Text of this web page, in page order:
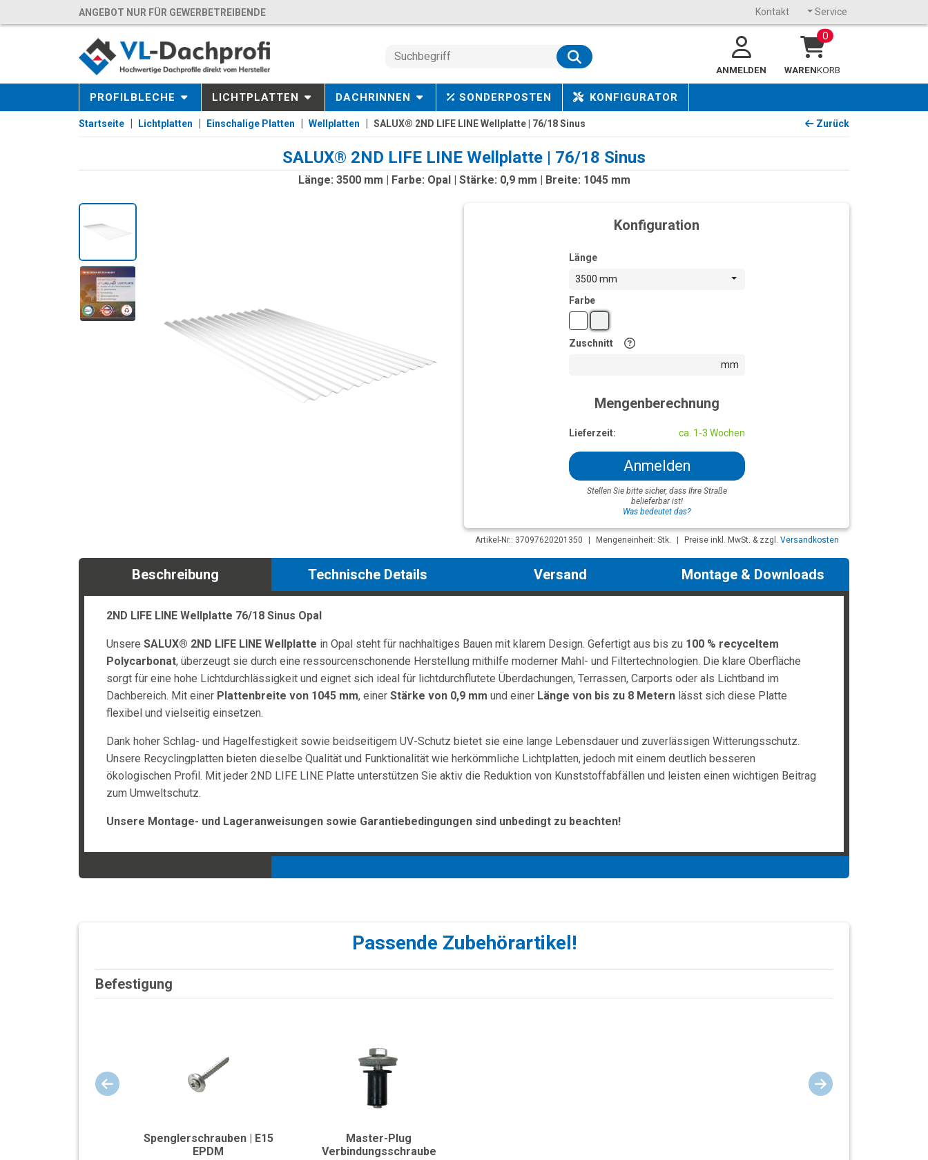
ANGEBOT NUR FÜR GEWERBETREIBENDE Kontakt Service
ANMELDEN
0
WARENKORB
PROFILBLECHE LICHTPLATTEN DACHRINNEN SONDERPOSTEN KONFIGURATOR
Startseite Lichtplatten Einschalige Platten Wellplatten SALUX® 2ND LIFE LINE Wellplatte | 76/18 Sinus Zurück
SALUX® 2ND LIFE LINE Wellplatte | 76/18 Sinus
Länge: 3500 mm | Farbe: Opal | Stärke: 0,9 mm | Breite: 1045 mm
Konfiguration
Länge
3500 mm
Farbe
Zuschnitt
mm
Mengenberechnung
Lieferzeit: ca. 1-3 Wochen
Anmelden
Stellen Sie bitte sicher, dass Ihre Straße
belieferbar ist!
Was bedeutet das?
Artikel-Nr.: 37097620201350 Mengeneinheit: Stk. Preise inkl. MwSt. & zzgl. Versandkosten
Beschreibung Technische Details Versand Montage & Downloads
2ND LIFE LINE Wellplatte 76/18 Sinus Opal
Unsere SALUX® 2ND LIFE LINE Wellplatte in Opal steht für nachhaltiges Bauen mit klarem Design. Gefertigt aus bis zu 100 % recyceltem
Polycarbonat, überzeugt sie durch eine ressourcenschonende Herstellung mithilfe moderner Mahl- und Filtertechnologien. Die klare Oberfläche
sorgt für eine hohe Lichtdurchlässigkeit und eignet sich ideal für lichtdurchflutete Überdachungen, Terrassen, Carports oder als Lichtband im
Dachbereich. Mit einer Plattenbreite von 1045 mm, einer Stärke von 0,9 mm und einer Länge von bis zu 8 Meternlässt sich diese Platte
flexibel und vielseitig einsetzen.
Dank hoher Schlag- und Hagelfestigkeit sowie beidseitigem UV-Schutz bietet sie eine lange Lebensdauer und zuverlässigen Witterungsschutz.
Unsere Recyclingplatten bieten dieselbe Qualität und Funktionalität wie herkömmliche Lichtplatten, jedoch mit einem deutlich besseren
ökologischen Profil. Mit jeder 2ND LIFE LINE Platte unterstützen Sie aktiv die Reduktion von Kunststoffabfällen und leisten einen wichtigen Beitrag
zum Umweltschutz.
Unsere Montage- und Lageranweisungen sowie Garantiebedingungen sind unbedingt zu beachten!
Passende Zubehörartikel!
Befestigung
Spenglerschrauben | E15
EPDM
Master-Plug
Verbindungsschraube